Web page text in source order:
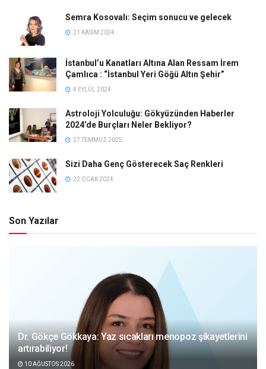
Semra Kosovalı: Seçim sonucu ve gelecek
21 KASIM 2024
İstanbul’u Kanatları Altına Alan Ressam İrem
Çamlıca : “İstanbul Yeri Göğü Altın Şehir”
4 EYLÜL 2024
Astroloji Yolculuğu: Gökyüzünden Haberler
2024’de Burçları Neler Bekliyor?
27 TEMMUZ 2025
Sizi Daha Genç Gösterecek Saç Renkleri
22 OCAK 2024
Son Yazılar
Dr. Gökçe Gökkaya: Yaz sıcakları menopoz şikayetlerini
artırabiliyor!
10 AĞUSTOS 2026